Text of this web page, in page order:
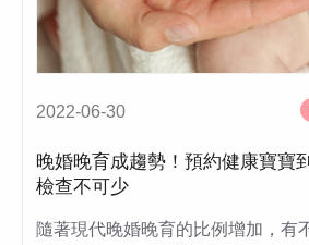
2022-06-30
晚婚晚育成趨勢！預約健康寶
檢查不可少
隨著現代晚婚晚育的比例增加，有